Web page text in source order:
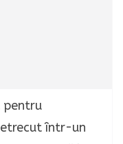
pentru
într-un